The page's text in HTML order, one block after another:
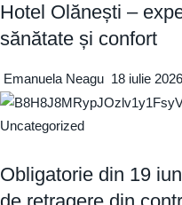
Hotel Olănești –
sănătate și confort
Emanuela Neagu 18 iulie 2026
Uncategorized
Obligatorie din 19